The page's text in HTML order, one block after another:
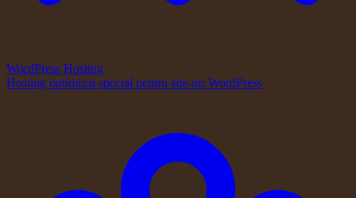
WordPress Hosting
Hosting optimizat special pentru site-uri WordPress